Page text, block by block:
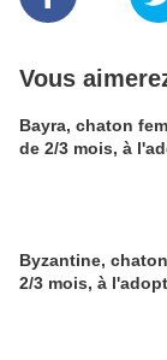
Vous
Bayra, chaton
de 2/3 mois, à
Byzantine,
2/3 mois, à